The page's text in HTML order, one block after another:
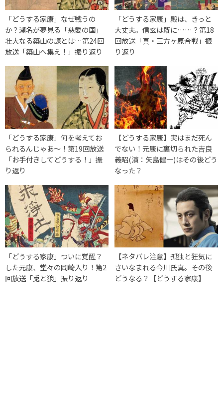
「どうする家康」なぜ戦うの
か？瀬名が夢見る「慈愛の国」
壮大なる築山の謀とは…第24回
放送「築山へ集え！」振り返り
「どうする家康」殿は、きっと
大丈夫。信玄は既に……？第18
回放送「真・三方ヶ原合戦」振
り返り
「どうする家康」何を考えてお
られるんじゃあ～！第19回放送
「お手付きしてどうする！」振
り返り
【どうする家康】実はまだ死ん
でない！元康に裏切られた吉良
義昭(演：矢島健一)はその後どう
なった？
「どうする家康」ついに覚醒？
した元康、堂々の岡崎入り！第2
回放送「兎と狼」振り返り
【ネタバレ注意】孤独と狂気に
さいなまれる今川氏真。その後
どうなる？【どうする家康】